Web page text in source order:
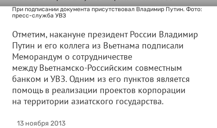
При подписании документа присутствовал Владимир Путин. Фото:
пресс-служба УВЗ
Отметим, накануне президент России Владимир
Путин и его коллега из Вьетнама подписали
Меморандум о сотрудничестве
между Вьетнамско-Российским совместным
банком и УВЗ. Одним из его пунктов является
помощь в реализации проектов корпорации
на территории азиатского государства.
13 ноября 2013